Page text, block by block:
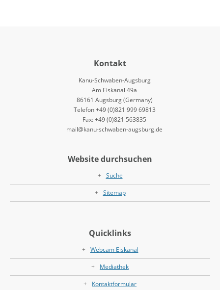
Kontakt
Kanu-Schwaben-Augsburg
Am Eiskanal 49a
86161 Augsburg (Germany)
Telefon +49 (0)821 999 69813
Fax: +49 (0)821 563835
mail@kanu-schwaben-augsburg.de
Website durchsuchen
Suche
Sitemap
Quicklinks
Webcam Eiskanal
Mediathek
Kontaktformular